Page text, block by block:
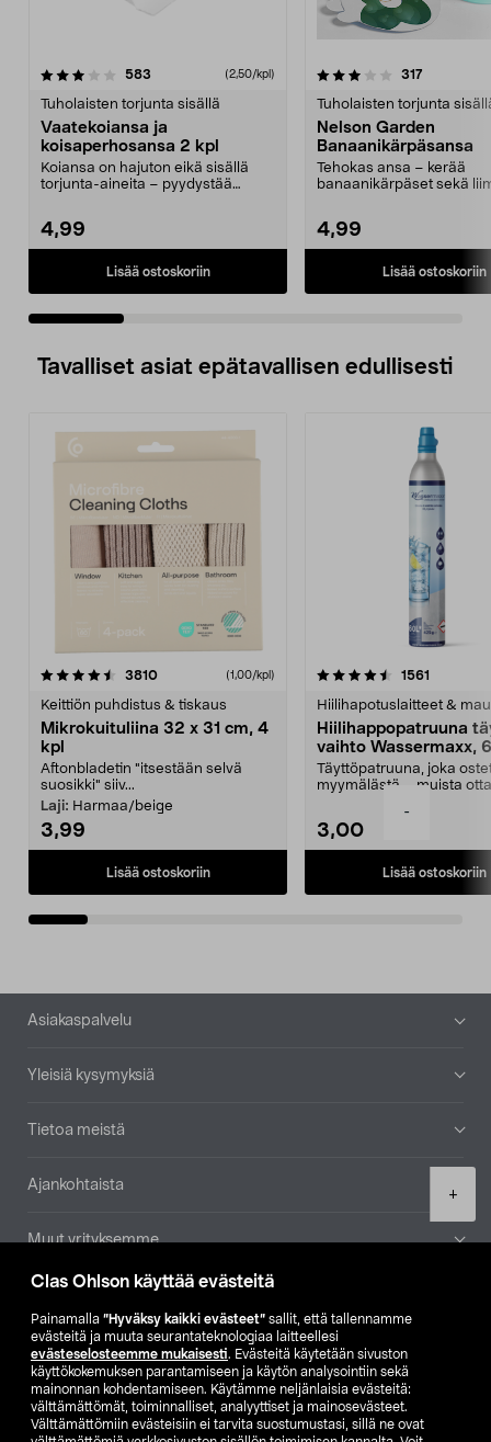
Clas Ohlson käyttää evästeitä
Painamalla ”Hyväksy kaikki evästeet” sallit, että tallennamme
evästeitä ja muuta seurantateknologiaa laitteellesi
evästeselosteemme mukaisesti. Evästeitä käytetään sivuston
käyttökokemuksen parantamiseen ja käytön analysointiin sekä
mainonnan kohdentamiseen. Käytämme neljänlaisia evästeitä:
välttämättömät, toiminnalliset, analyyttiset ja mainosevästeet.
Välttämättömiin evästeisiin ei tarvita suostumustasi, sillä ne ovat
-
+
583 (2,50/kpl)
Tuholaisten torjunta sisällä
Vaatekoiansa ja
koisaperhosansa 2 kpl
Koiansa on hajuton eikä sisällä
torjunta-aineita – pyydystää
4,99
Lisää ostoskoriin
3.0 viidestä
317arvostelut
Tuholaisten torjunta
Nelson Garden
Banaanikärpäsansa
Tehokas ansa – kerää
banaanikärpäset sekä
4,99
Lisää ostoskoriin
5.0 viidestä
Tavalliset asiat epätavallisen edullisesti
3810arvostelut (1,00/kpl)
Keittiön puhdistus & tiskaus
Mikrokuituliina 32 x 31 cm, 4
kpl
Aftonbladetin "itsestään selvä
suosikki" siiv...
Laji: Harmaa/beige
3,99
Lisää ostoskoriin
4.5viidestä
1561
Hiilihapotuslaitteet &
Hiilihappopatruuna
vaihto Wassermaxx,
Täyttöpatruuna, joka
myymälästä – muista
3,00
Lisää ostoskoriin
4.5viidestä
Alatunniste
Asiakaspalvelu
Yleisiä kysymyksiä
Tietoa meistä
Ajankohtaista
Muut yrityksemme
Etsi myymälä
SE NO FI
FI SV